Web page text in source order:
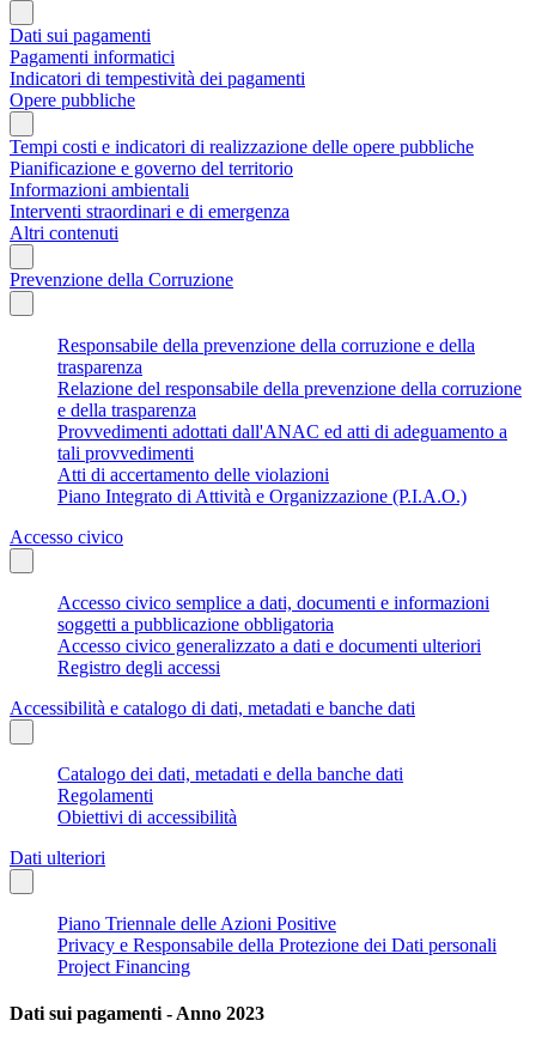
Dati sui pagamenti
Pagamenti informatici
Indicatori di tempestività dei pagamenti
Opere pubbliche
Tempi costi e indicatori di realizzazione delle opere pubbliche
Pianificazione e governo del territorio
Informazioni ambientali
Interventi straordinari e di emergenza
Altri contenuti
Prevenzione della Corruzione
Responsabile della prevenzione della corruzione e della
trasparenza
Relazione del responsabile della prevenzione della corruzione
e della trasparenza
Provvedimenti adottati dall'ANAC ed atti di adeguamento a
tali provvedimenti
Atti di accertamento delle violazioni
Piano Integrato di Attività e Organizzazione (P.I.A.O.)
Accesso civico
Accesso civico semplice a dati, documenti e informazioni
soggetti a pubblicazione obbligatoria
Accesso civico generalizzato a dati e documenti ulteriori
Registro degli accessi
Accessibilità e catalogo di dati, metadati e banche dati
Catalogo dei dati, metadati e della banche dati
Regolamenti
Obiettivi di accessibilità
Dati ulteriori
Piano Triennale delle Azioni Positive
Privacy e Responsabile della Protezione dei Dati personali
Project Financing
Dati sui pagamenti - Anno 2023